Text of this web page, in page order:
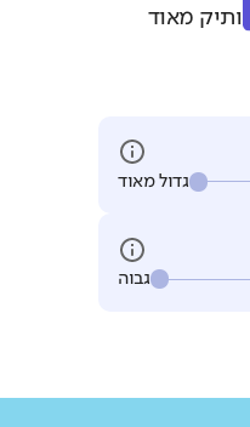
ותיק מאוד
גדול מאוד
גבוה